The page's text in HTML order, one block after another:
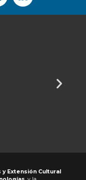
Extensión Cultural